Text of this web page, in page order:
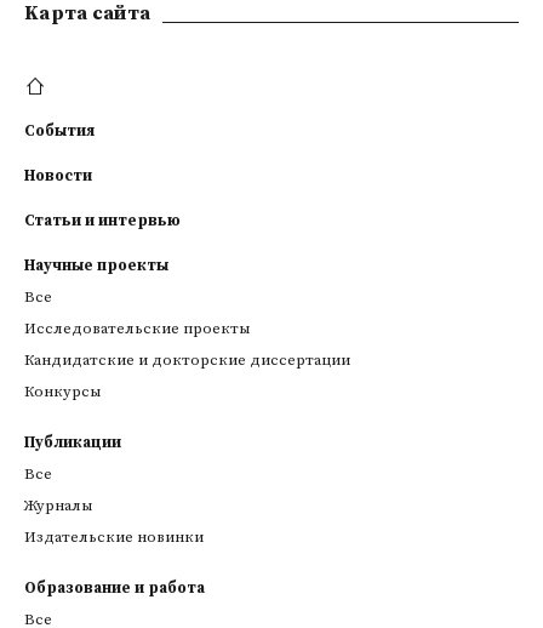
Kарта сайта
События
Новости
Статьи и интервью
Научные проекты
Все
Исследовательские проекты
Кандидатские и докторские диссертации
Конкурсы
Публикации
Все
Журналы
Издательские новинки
Образование и работа
Все